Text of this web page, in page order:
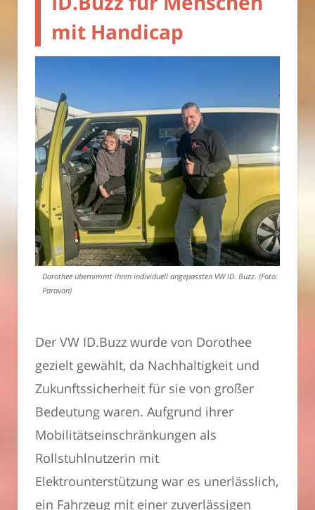
mit Handicap
Dorothee übernimmt ihren individuell angepassten VW ID. Buzz. (Foto:
Paravan)
Der VW ID.Buzz wurde von Dorothee
gezielt gewählt, da Nachhaltigkeit und
Zukunftssicherheit für sie von großer
Bedeutung waren. Aufgrund ihrer
Mobilitätseinschränkungen als
Rollstuhlnutzerin mit
Elektrounterstützung war es unerlässlich,
ein Fahrzeug mit einer zuverlässigen